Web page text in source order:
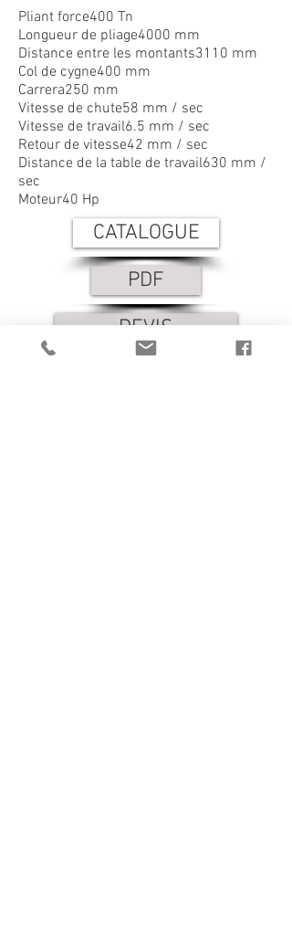
Pliant force400 Tn
Longueur de pliage4000 mm
Distance entre les montants3110 mm
Col de cygne400 mm
Carrera250 mm
Vitesse de chute58 mm / sec
Vitesse de travail6.5 mm / sec
Retour de vitesse42 mm / sec
Distance de la table de travail630 mm /
sec
Moteur40 Hp
CATALOGUE
PDF
DEVIS